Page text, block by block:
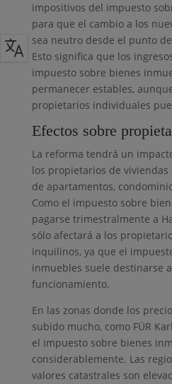
impositivos del impuesto
para que el cambio a los
sea neutro desde el punto
Esto significa que los
impuesto sobre bienes
permanecer estables,
propietarios individuales
Efectos sobre
La reforma tendrá un
los propietarios de
de apartamentos,
Como el impuesto sobre
pagarse trimestralmente a
sólo afectará a los
inquilinos, ya que el
inmuebles suele destinarse
funcionamiento.
En las zonas donde los
subido mucho, como FÜR
el impuesto sobre bienes
considerablemente. Las
valores catastrales son